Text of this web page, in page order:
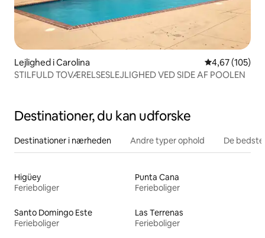
Lejlighed i Carolina 4,67 ud af 5 i
4,67 (105)
STILFULD TOVÆRELSESLEJLIGHED VED SIDE AF POOLEN
Destinationer, du kan udforske
Destinationer i nærheden Andre typer ophold De
Higüey
Ferieboliger
Punta Cana
Ferieboliger
Santo Domingo Este
Ferieboliger
Las Terrenas
Ferieboliger